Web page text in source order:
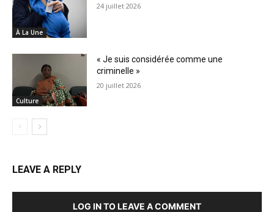
À La Une
24 juillet 2026
Culture
« Je suis considérée comme une
criminelle »
20 juillet 2026
LEAVE A REPLY
LOG IN TO LEAVE A COMMENT